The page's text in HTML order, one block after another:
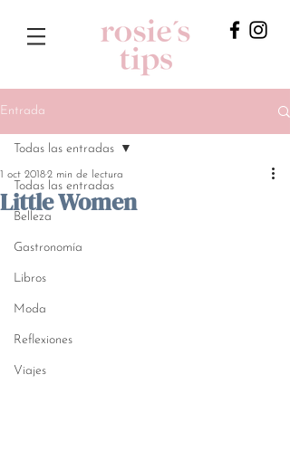
Entrada
Todas las entradas
Belleza
Gastronomía
Libros
Moda
Reflexiones
Viajes
Todas las entradas
Little Women
1 oct 20182 min de lectura